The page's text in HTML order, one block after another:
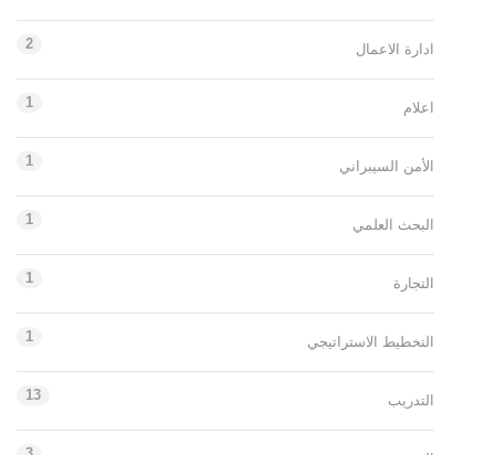
ادارة الاعمال 2
اعلام 1
الأمن السيبراني 1
البحث العلمي 1
التجارة 1
التخطيط الاستراتيجي 1
التدريب 13